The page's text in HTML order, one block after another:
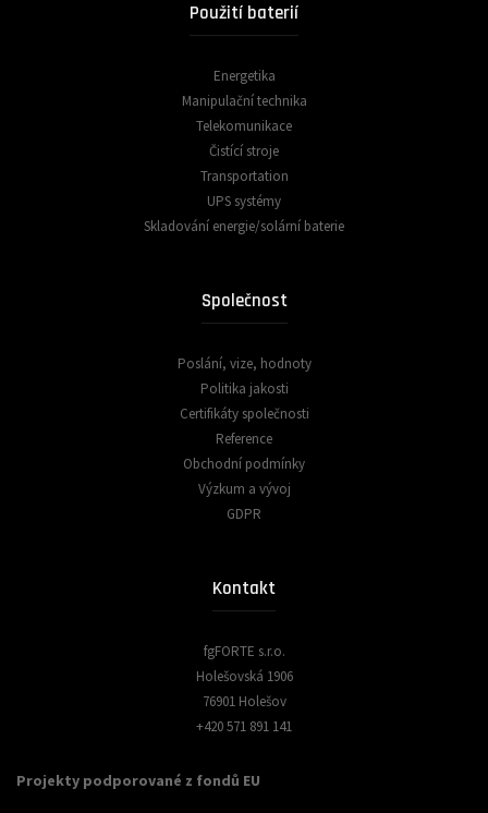
Použití baterií
Energetika
Manipulační technika
Telekomunikace
Čistící stroje
Transportation
UPS systémy
Skladování energie/solární baterie
Společnost
Poslání, vize, hodnoty
Politika jakosti
Certifikáty společnosti
Reference
Obchodní podmínky
Výzkum a vývoj
GDPR
Kontakt
fgFORTE s.r.o.
Holešovská 1906
76901 Holešov
+420 571 891 141
Projekty podporované z fondů EU